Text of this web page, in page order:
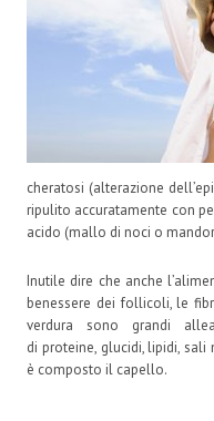
cheratosi (alterazione
ripulito accuratamente con
acido (mallo di noci o
Inutile dire che anche
benessere dei follicoli, le
verdura sono grandi
di proteine, glucidi, lipidi,
è composto il capello.